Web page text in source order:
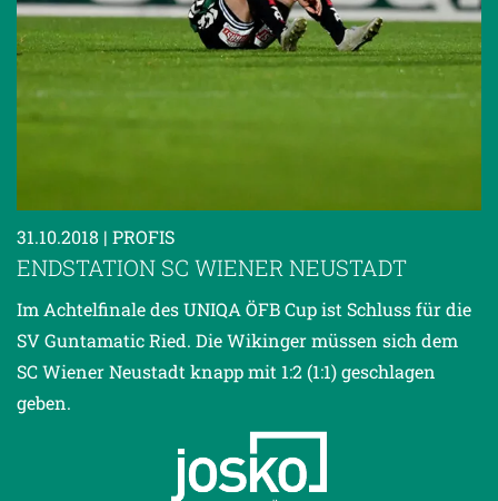
31.10.2018 | PROFIS
ENDSTATION SC WIENER NEUSTADT
Im Achtelfinale des UNIQA ÖFB Cup ist Schluss für die
SV Guntamatic Ried. Die Wikinger müssen sich dem
SC Wiener Neustadt knapp mit 1:2 (1:1) geschlagen
geben.